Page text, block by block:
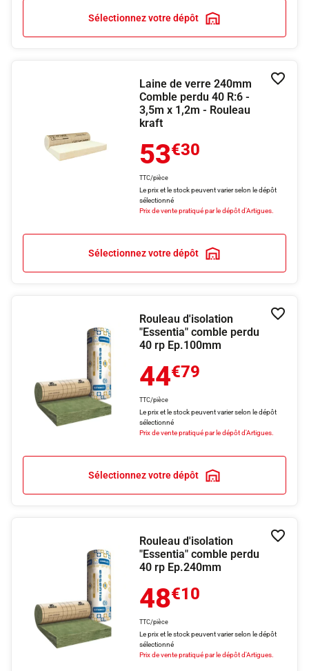
Sélectionnez votre dépôt
Laine de verre 240mm
Comble perdu 40 R:6 -
3,5m x 1,2m - Rouleau
kraft
53€30
TTC/pièce
Le prix et le stock peuvent varier selon le dépôt
sélectionné
Prix de vente pratiqué par le dépôt d'Artigues.
Sélectionnez votre dépôt
Rouleau d'isolation
"Essentia" comble perdu
40 rp Ep.100mm
44€79
TTC/pièce
Le prix et le stock peuvent varier selon le dépôt
sélectionné
Prix de vente pratiqué par le dépôt d'Artigues.
Sélectionnez votre dépôt
Rouleau d'isolation
"Essentia" comble perdu
40 rp Ep.240mm
48€10
TTC/pièce
Le prix et le stock peuvent varier selon le dépôt
sélectionné
Prix de vente pratiqué par le dépôt d'Artigues.